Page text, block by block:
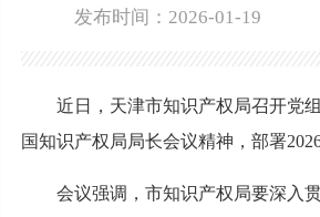
发布时间：2026-01-19
近日，天津市知识产权局召开党
国知识产权局局长会议精神，部署
会议强调，市知识产权局要深入